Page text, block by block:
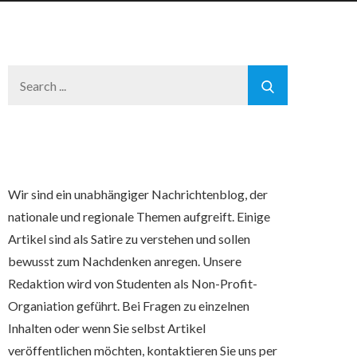
Wir sind ein unabhängiger Nachrichtenblog, der
nationale und regionale Themen aufgreift. Einige
Artikel sind als Satire zu verstehen und sollen
bewusst zum Nachdenken anregen. Unsere
Redaktion wird von Studenten als Non-Profit-
Organiation geführt. Bei Fragen zu einzelnen
Inhalten oder wenn Sie selbst Artikel
veröffentlichen möchten, kontaktieren Sie uns per